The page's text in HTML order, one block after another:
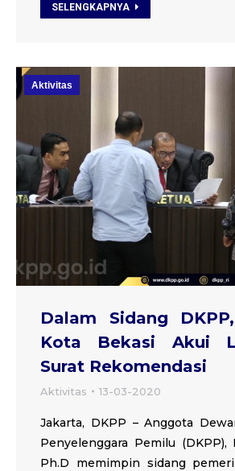
SELENGKAPNYA
Aktivitas
Dalam Sidang
Kota Bekasi Akui
Surat Rekomendasi
Aktivitas 13-03-2020
Jakarta, DKPP – Anggota
Penyelenggara Pemilu (DKPP),
Ph.D memimpin sidang